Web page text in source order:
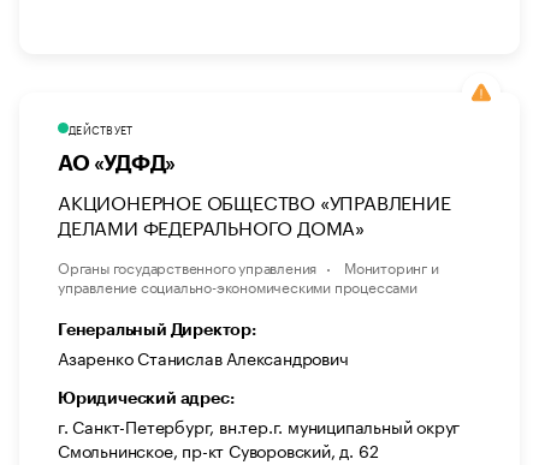
ДЕЙСТВУЕТ
АО «УДФД»
АКЦИОНЕРНОЕ ОБЩЕСТВО «УПРАВЛЕНИЕ
ДЕЛАМИ ФЕДЕРАЛЬНОГО ДОМА»
Органы государственного управления
Мониторинг и
управление социально-экономическими процессами
Генеральный Директор:
Азаренко Станислав Александрович
Юридический адрес:
г. Санкт-Петербург, вн.тер.г. муниципальный округ
Смольнинское, пр-кт Суворовский, д. 62